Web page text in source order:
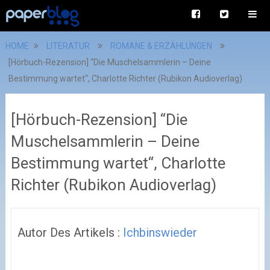
HOME LITERATUR
ROMANE & ERZÄHLUNGEN
[Hörbuch-Rezension] “Die Muschelsammlerin – Deine
Bestimmung wartet“, Charlotte Richter (Rubikon Audioverlag)
[Hörbuch-Rezension] “Die
Muschelsammlerin – Deine
Bestimmung wartet“, Charlotte
Richter (Rubikon Audioverlag)
Autor Des Artikels : Ichbinswieder